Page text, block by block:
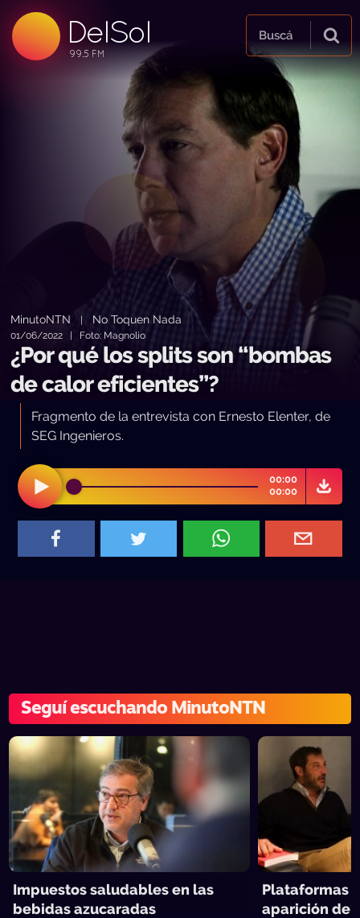
DelSol
99.5 FM
99.5 FM
99.5 FM
Buscá
MinutoNTN No Toquen Nada
01/06/2022 | Foto: Magnolio
¿Por qué los splits son “bombas
de calor eficientes”?
Fragmento de la entrevista con Ernesto Elenter, de
SEG Ingenieros.
00:00
00:00
Seguí escuchando MinutoNTN
Impuestos saludables en las
bebidas azucaradas
Plataformas
aparición del